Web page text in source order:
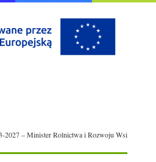
2027 – Minister Rolnictwa i Rozwoju Wsi